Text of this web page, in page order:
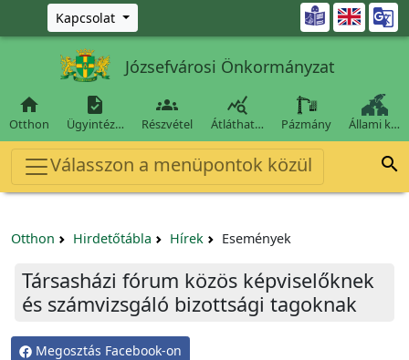
Ugrás a fő tartalomra
Kapcsolat 
Józsefvárosi Önkormányzat

Otthon

Ügyintéz…

Részvétel

Átláthat… Pázmány Állami k…
Válasszon a menüpontok közül 
Otthon Hirdetőtábla Hírek Események
Társasházi fórum közös képviselőknek
és számvizsgáló bizottsági tagoknak
Megosztás Facebook-on